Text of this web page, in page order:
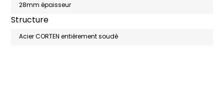
28mm épaisseur
Structure
Acier CORTEN entièrement soudé